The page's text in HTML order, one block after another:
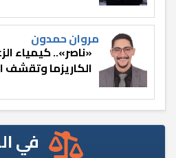
مروان حمدون
«ناصر».. كيمياء
الكاريزما وتقشف
في